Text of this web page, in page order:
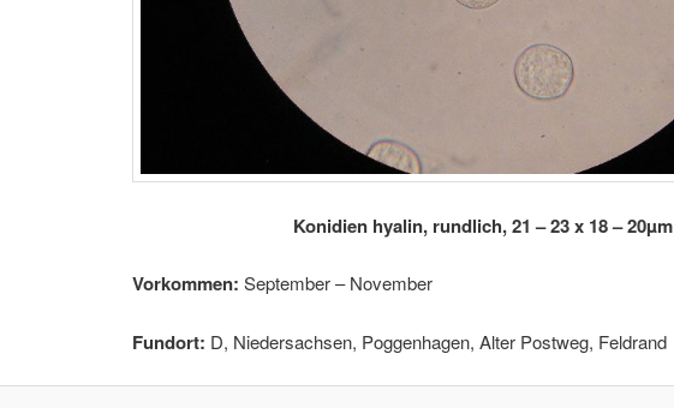
Konidien hyalin, rundlich, 21 – 23 x 18 – 20µm
Vorkommen: September – November
Fundort: D, Niedersachsen, Poggenhagen, Alter Postweg, Feldrand